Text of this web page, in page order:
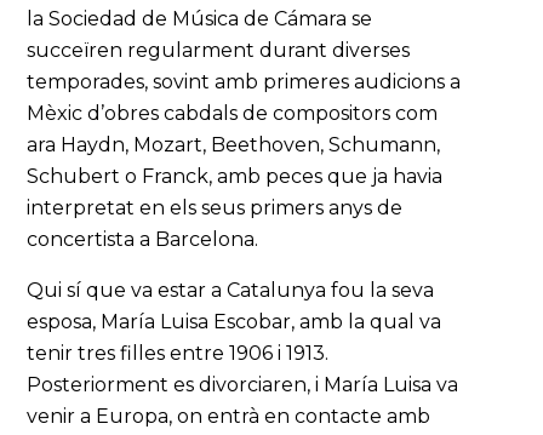
la Sociedad de Música de Cámara se
succeïren regularment durant diverses
temporades, sovint amb primeres audicions a
Mèxic d’obres cabdals de compositors com
ara Haydn, Mozart, Beethoven, Schumann,
Schubert o Franck, amb peces que ja havia
interpretat en els seus primers anys de
concertista a Barcelona.
Qui sí que va estar a Catalunya fou la seva
esposa, María Luisa Escobar, amb la qual va
tenir tres filles entre 1906 i 1913.
Posteriorment es divorciaren, i María Luisa va
venir a Europa, on entrà en contacte amb